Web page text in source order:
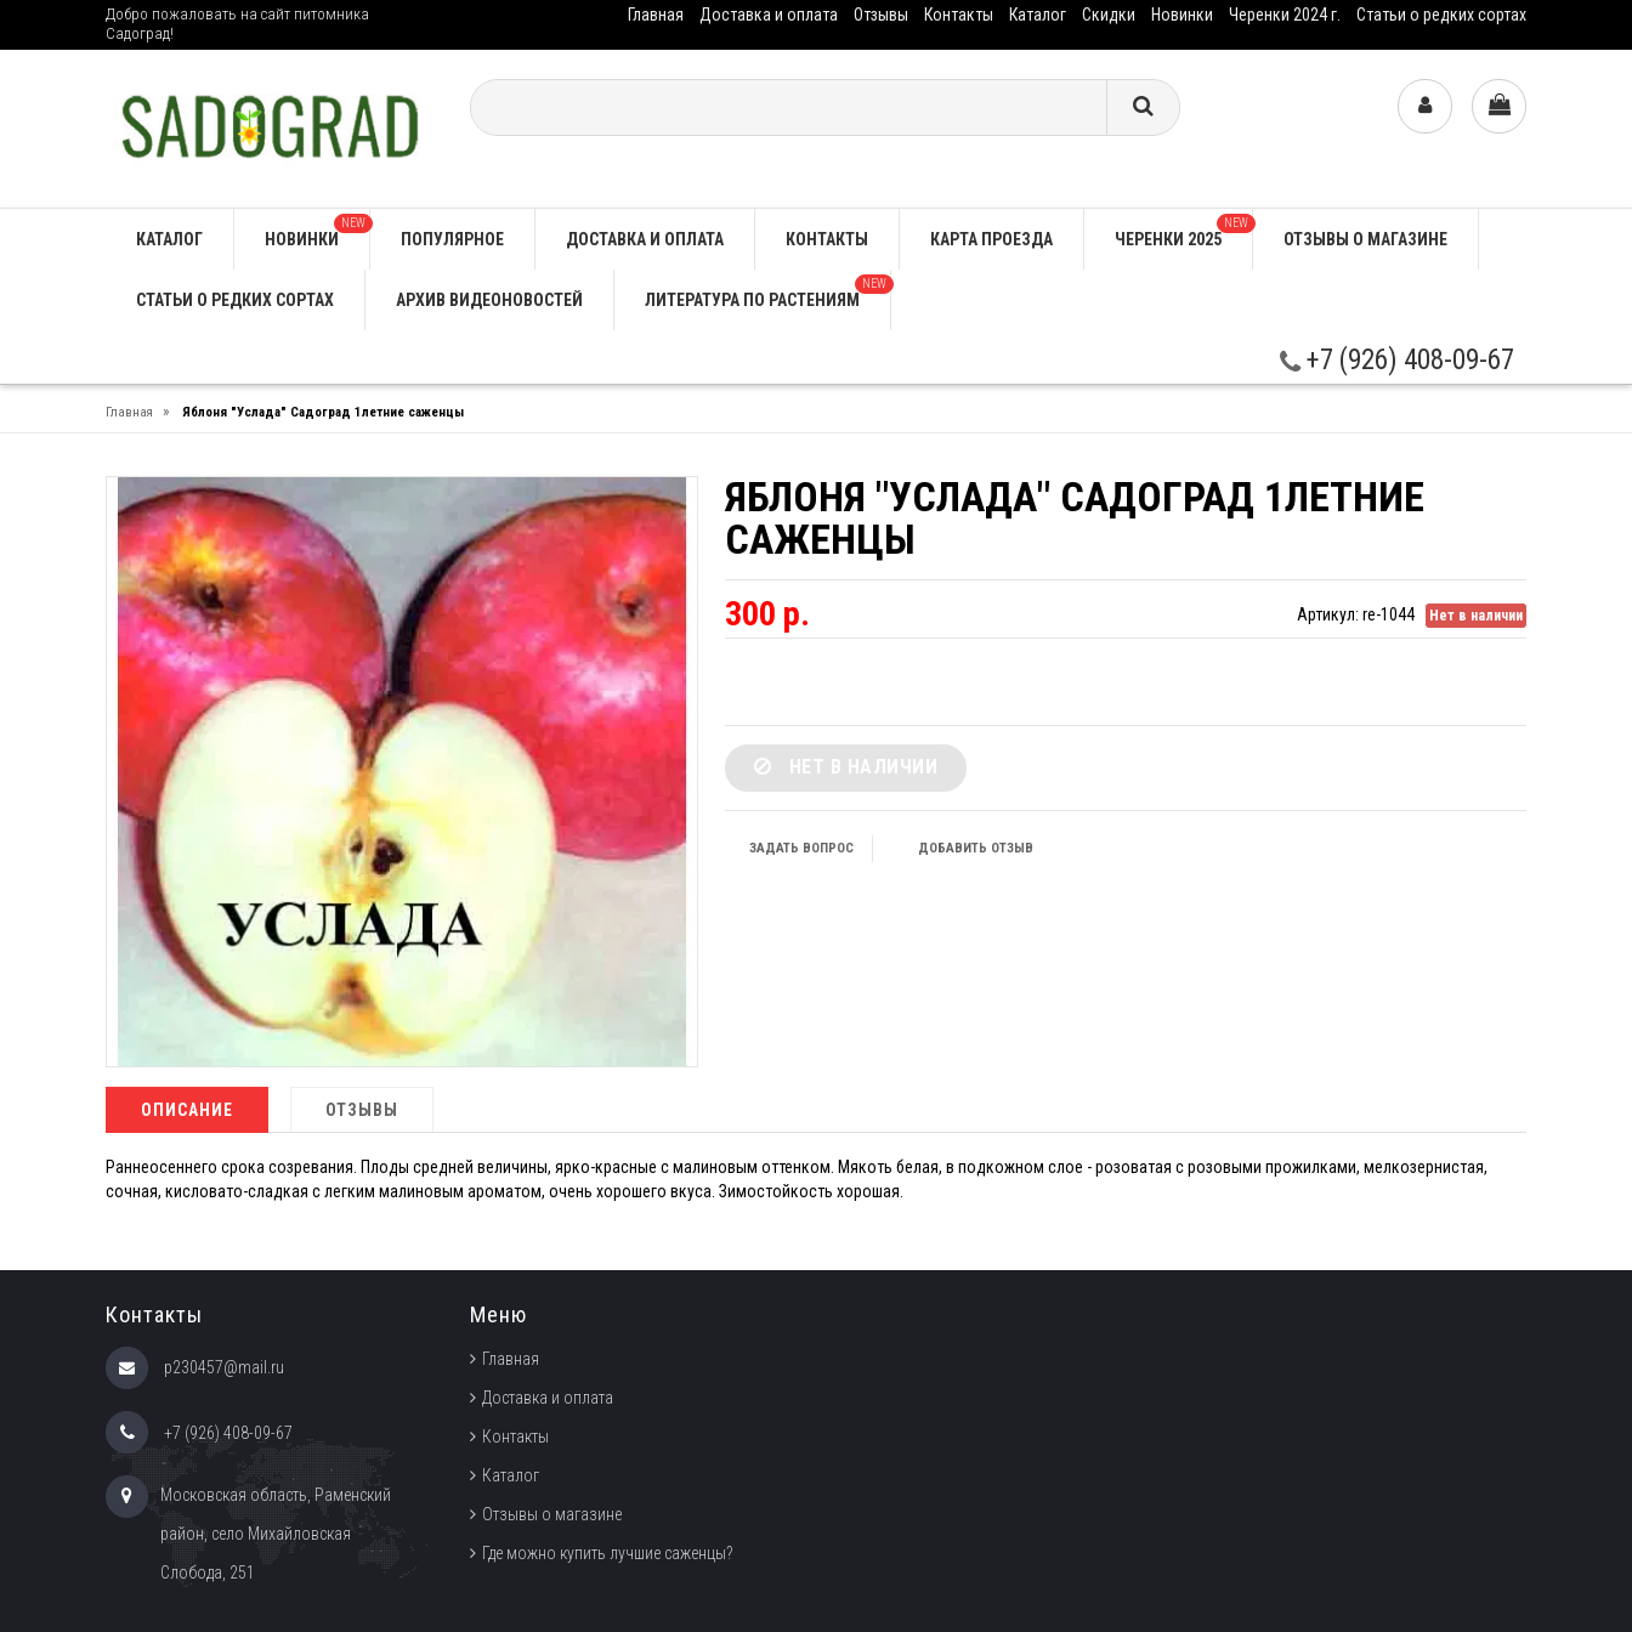
Добро пожаловать на сайт питомника
Садоград!
Главная Доставка и оплата Отзывы Контакты Каталог Скидки Новинки Черенки 2024 г. Статьи о редких сортах
КАТАЛОГ НОВИНКИ
NEW
ПОПУЛЯРНОЕ ДОСТАВКА И ОПЛАТА КОНТАКТЫ КАРТА ПРОЕЗДА ЧЕРЕНКИ 2025
NEW
ОТЗЫВЫ О МАГАЗИНЕ
СТАТЬИ О РЕДКИХ СОРТАХ АРХИВ ВИДЕОНОВОСТЕЙ ЛИТЕРАТУРА ПО РАСТЕНИЯМ
NEW
+7 (926) 408-09-67
Главная » Яблоня "Услада" Садоград 1летние саженцы
ЯБЛОНЯ "УСЛАДА" САДОГРАД 1ЛЕТНИЕ
САЖЕНЦЫ
300 р. Нет в наличии
Артикул: re-1044
НЕТ В НАЛИЧИИ
ЗАДАТЬ ВОПРОС ДОБАВИТЬ ОТЗЫВ
ОПИСАНИЕ ОТЗЫВЫ
Раннеосеннего срока созревания. Плоды средней величины, ярко-красные с малиновым оттенком. Мякоть белая, в подкожном слое - розоватая с розовыми прожилками, мелкозернистая,
сочная, кисловато-сладкая с легким малиновым ароматом, очень хорошего вкуса. Зимостойкость хорошая.
Контакты
p230457@mail.ru
+7 (926) 408-09-67
Московская область, Раменский
район, село Михайловская
Слобода, 251
Меню
Главная
Доставка и оплата
Контакты
Каталог
Отзывы о магазине
Где можно купить лучшие саженцы?